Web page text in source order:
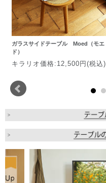
ガラスサイドテーブル Moed（モエ
ド）
キラリオ価格:12,500円(税込)